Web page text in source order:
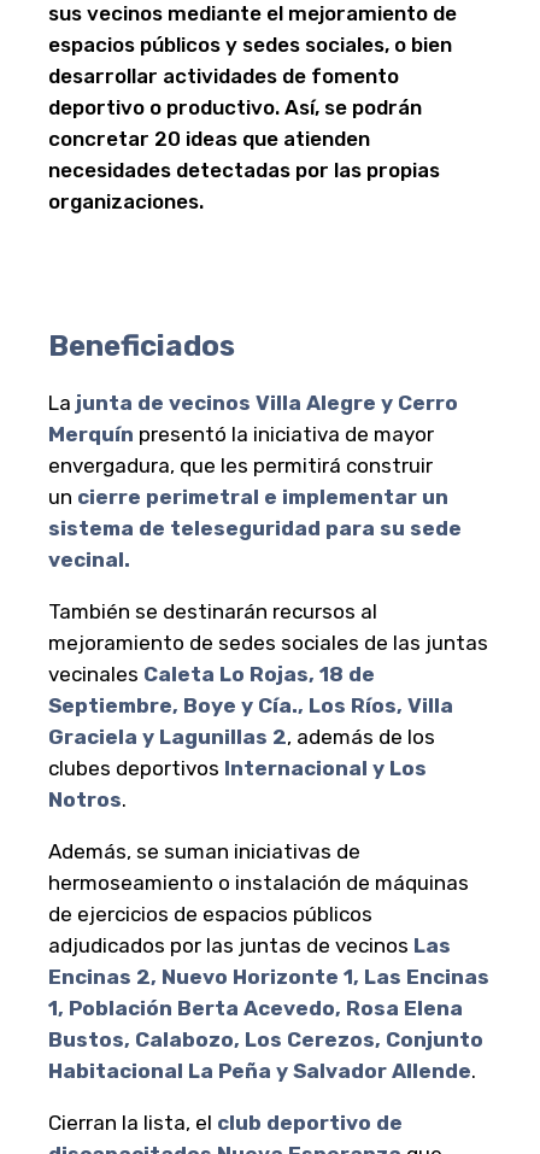
sus vecinos mediante el mejoramiento de
espacios públicos y sedes sociales, o bien
desarrollar actividades de fomento
deportivo o productivo. Así, se podrán
concretar 20 ideas que atienden
necesidades detectadas por las propias
organizaciones.
Beneficiados
La junta de vecinos Villa Alegre y Cerro
Merquín presentó la iniciativa de mayor
envergadura, que les permitirá construir
un cierre perimetral e implementar un
sistema de teleseguridad para su sede
vecinal.
También se destinarán recursos al
mejoramiento de sedes sociales de las juntas
vecinales Caleta Lo Rojas, 18 de
Septiembre, Boye y Cía., Los Ríos, Villa
Graciela y Lagunillas 2, además de los
clubes deportivos Internacional y Los
Notros.
Además, se suman iniciativas de
hermoseamiento o instalación de máquinas
de ejercicios de espacios públicos
adjudicados por las juntas de vecinos Las
Encinas 2, Nuevo Horizonte 1, Las Encinas
1, Población Berta Acevedo, Rosa Elena
Bustos, Calabozo, Los Cerezos, Conjunto
Habitacional La Peña y Salvador Allende.
Cierran la lista, el club deportivo de